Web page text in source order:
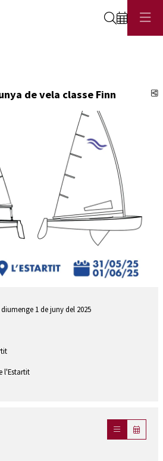
Cerca
de vela classe Finn
1 de juny del 2025
l'Estartit